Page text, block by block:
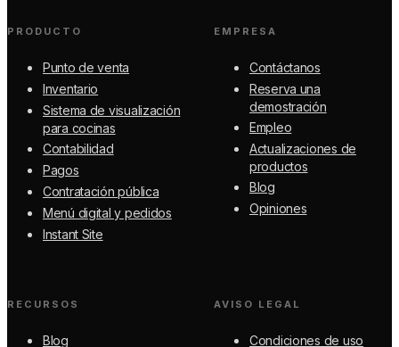
PRODUCTO
Punto de venta
Inventario
Sistema de visualización
para cocinas
Contabilidad
Pagos
Contratación pública
Menú digital y pedidos
Instant Site
EMPRESA
Contáctanos
Reserva una
demostración
Empleo
Actualizaciones de
productos
Blog
Opiniones
RECURSOS
Blog
AVISO LEGAL
Condiciones de uso